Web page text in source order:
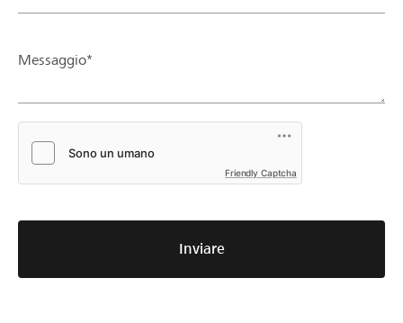
Messaggio*
Friendly Captcha
Inviare